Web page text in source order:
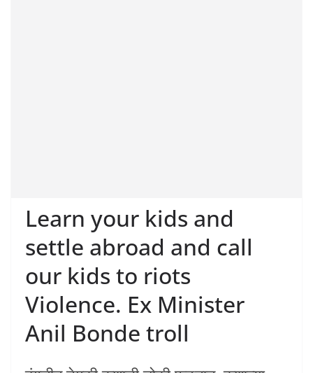
Learn your kids and
settle abroad and call
our kids to riots
Violence. Ex Minister
Anil Bonde troll